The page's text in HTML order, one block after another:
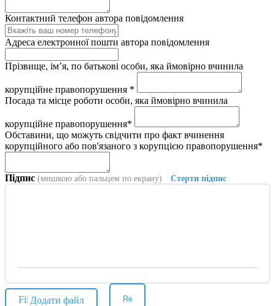
Контактний телефон автора повідомлення
Адреса електронної пошти автора повідомлення
Прізвище, ім’я, по батькові особи, яка ймовірно вчинила
корупційне правопорушення *
Посада та місце роботи особи, яка ймовірно вчинила
корупційне правопорушення*
Обставини, що можуть свідчити про факт вчинення
корупційного або пов'язаного з корупцією правопорушення*
Підпис (мишкою або пальцем по екрану) Стерти підпис
Додати файл